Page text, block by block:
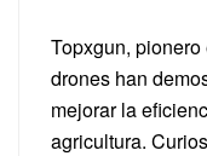
Topxgun,
drones han
mejorar la
agricultura.